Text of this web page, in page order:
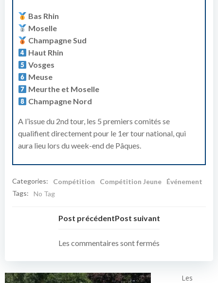
Bas Rhin
Moselle
Champagne Sud
Haut Rhin
Vosges
Meuse
Meurthe et Moselle
Champagne Nord
A l’issue du 2nd tour, les 5 premiers comités se
qualifient directement pour le 1er tour national, qui
aura lieu lors du week-end de Pâques.
Categories: Compétition Compétition Jeune
Événement
Tags:
No Tag
Post précédentPost suivant
Les commentaires sont fermés
Les